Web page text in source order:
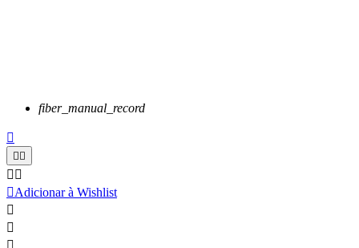
fiber_manual_record

 
 
Adicionar à Wishlist


